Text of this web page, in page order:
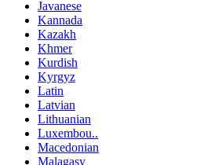
Javanese
Kannada
Kazakh
Khmer
Kurdish
Kyrgyz
Latin
Latvian
Lithuanian
Luxembou..
Macedonian
Malagasy